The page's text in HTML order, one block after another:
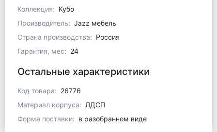
Коллекция: Кубо
Производитель: Jazz мебель
Страна производства: Россия
Гарантия, мес: 24
Остальные характеристики
Код товара: 26776
Материал корпуса: ЛДСП
Форма поставки: в разобранном виде